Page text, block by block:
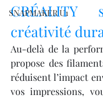
SNAPMAKER U1
CRÉALITY
créativité
Au-delà de la
propose des
réduisent l’impact
vos impressions,